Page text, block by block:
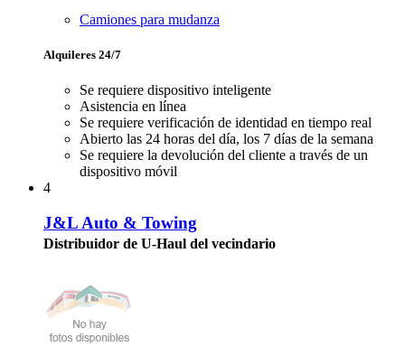
Camiones para mudanza
Alquileres 24/7
Se requiere dispositivo inteligente
Asistencia en línea
Se requiere verificación de identidad en tiempo real
Abierto las 24 horas del día, los 7 días de la semana
Se requiere la devolución del cliente a través de un
dispositivo móvil
4
J&L Auto & Towing
Distribuidor de U-Haul del vecindario